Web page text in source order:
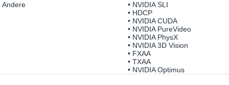
Andere
• NVIDIA SLI
• HDCP
• NVIDIA CUDA
• NVIDIA PureVideo
• NVIDIA PhysX
• NVIDIA 3D Vision
• FXAA
• TXAA
• NVIDIA Optimus